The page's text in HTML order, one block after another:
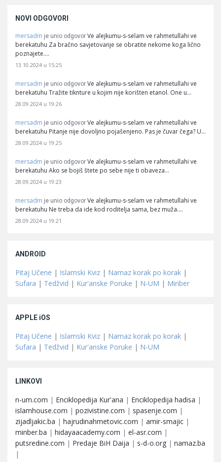
NOVI ODGOVORI
mersadm je unio odgovor Ve alejkumu-s-selam ve rahmetullahi ve
berekatuhu Za bračno savjetovanje se obratite nekome koga lično
poznajete.…
13.10.2024 u 15:25
mersadm je unio odgovor Ve alejkumu-s-selam ve rahmetullahi ve
berekatuhu Tražite tiknture u kojim nije korišten etanol. One u…
28.09.2024 u 19:26
mersadm je unio odgovor Ve alejkumu-s-selam ve rahmetullahi ve
berekatuhu Pitanje nije dovoljno pojašenjeno. Pas je čuvar čega? U…
28.09.2024 u 19:25
mersadm je unio odgovor Ve alejkumu-s-selam ve rahmetullahi ve
berekatuhu Ako se bojiš štete po sebe nije ti obaveza…
28.09.2024 u 19:23
mersadm je unio odgovor Ve alejkumu-s-selam ve rahmetullahi ve
berekatuhu Ne treba da ide kod roditelja sama, bez muža.…
28.09.2024 u 19:21
ANDROID
Pitaj Učene | Islamski Kviz | Namaz korak po korak |
Sufara | Tedžvid | Kur'anske Poruke | N-UM | Minber
APPLE iOS
Pitaj Učene | Islamski Kviz | Namaz korak po korak |
Sufara | Tedžvid | Kur'anske Poruke | N-UM
LINKOVI
n-um.com | Enciklopedija Kur'ana | Enciklopedija hadisa |
islamhouse.com | pozivistine.com | spasenje.com |
zijadljakic.ba | hajrudinahmetovic.com | amir-smajic |
minber.ba | hidayaacademy.com | el-asr.com |
putsredine.com | Predaje BiH Daija | s-d-o.org | namaz.ba
|